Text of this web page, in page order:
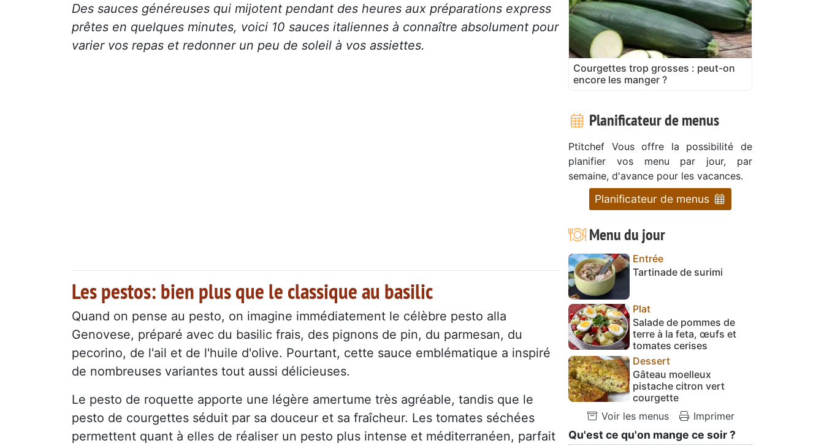
Des sauces généreuses qui mijotent pendant des heures aux préparations express
prêtes en quelques minutes, voici 10 sauces italiennes à connaître absolument pour
varier vos repas et redonner un peu de soleil à vos assiettes.
Les pestos: bien plus que le classique au basilic
Quand on pense au pesto, on imagine immédiatement le célèbre pesto alla
Genovese, préparé avec du basilic frais, des pignons de pin, du parmesan, du
pecorino, de l'ail et de l'huile d'olive. Pourtant, cette sauce emblématique a inspiré
de nombreuses variantes tout aussi délicieuses.
Le pesto de roquette apporte une légère amertume très agréable, tandis que le
pesto de courgettes séduit par sa douceur et sa fraîcheur. Les tomates séchées
permettent quant à elles de réaliser un pesto plus intense et méditerranéen, parfait
Courgettes trop grosses : peut-on
encore les manger ?
Planificateur de menus
Ptitchef Vous offre la possibilité de
planifier vos menu par jour, par
semaine, d'avance pour les vacances.
Planificateur de menus
Menu du jour
Entrée
Tartinade de surimi
Plat
Salade de pommes de
terre à la feta, œufs et
tomates cerises
Dessert
Gâteau moelleux
pistache citron vert
courgette
Voir les menus
Imprimer
Qu'est ce qu'on mange ce soir ?